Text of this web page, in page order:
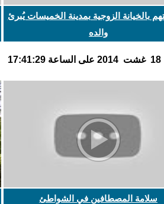
بالخيانة الزوجية بمدينة الخميسات يُبرئ
والده
سلامة المصطافين في الشواطئ